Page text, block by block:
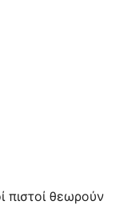
πιστοί θεωρούν